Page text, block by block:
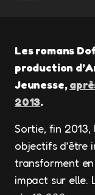
Les romans
production
Jeunesse,
2013.
Sortie, fin 2013,
objectifs d’être
transforment en
impact sur elle.